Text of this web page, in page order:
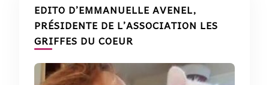
EDITO D’EMMANUELLE AVENEL,
PRÉSIDENTE DE L’ASSOCIATION LES
GRIFFES DU COEUR